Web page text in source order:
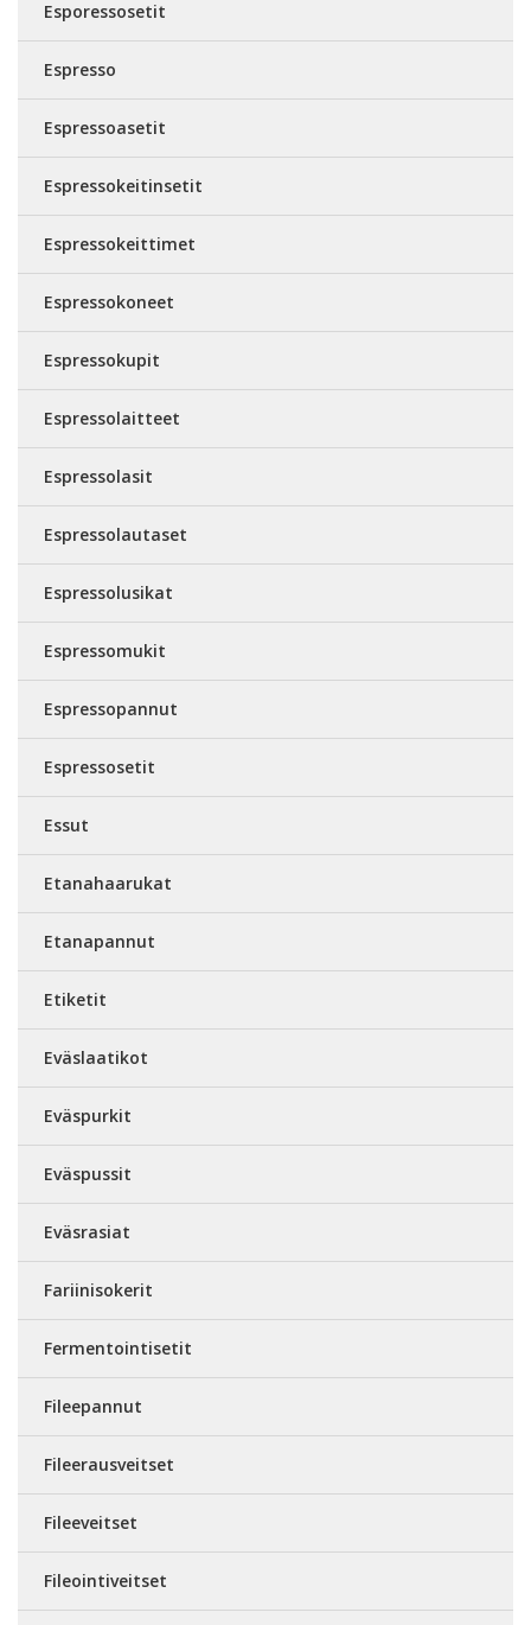
Esporessosetit
Espresso
Espressoasetit
Espressokeitinsetit
Espressokeittimet
Espressokoneet
Espressokupit
Espressolaitteet
Espressolasit
Espressolautaset
Espressolusikat
Espressomukit
Espressopannut
Espressosetit
Essut
Etanahaarukat
Etanapannut
Etiketit
Eväslaatikot
Eväspurkit
Eväspussit
Eväsrasiat
Fariinisokerit
Fermentointisetit
Fileepannut
Fileerausveitset
Fileeveitset
Fileointiveitset